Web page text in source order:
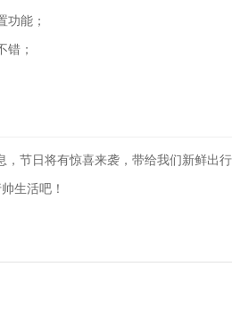
功能；
错；
节日将有惊喜来袭，带给我们新鲜出
生活吧！